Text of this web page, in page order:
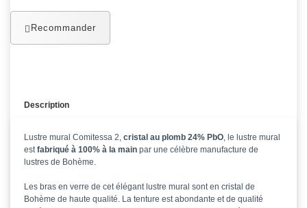
Recommander
Description
Lustre mural Comitessa 2, cristal au plomb 24% PbO, le lustre mural
estfabriqué à 100% à la main par une célèbre manufacture de
lustres de Bohème.
Les bras en verre de cet élégant lustre mural sont en cristal de
Bohème de haute qualité. La tenture est abondante et de qualité